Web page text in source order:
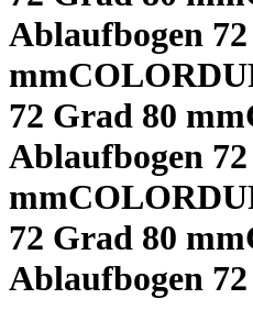
Ablaufbogen
mm
72 Grad 80 mm
Ablaufbogen
mm
72 Grad 80 mm
Ablaufbogen